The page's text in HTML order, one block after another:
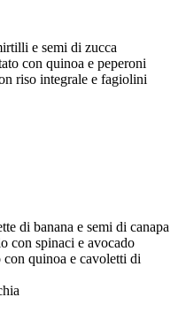
e semi di zucca
con quinoa e peperoni
riso integrale e fagiolini
di banana e semi di canapa
con spinaci e avocado
quinoa e cavoletti di